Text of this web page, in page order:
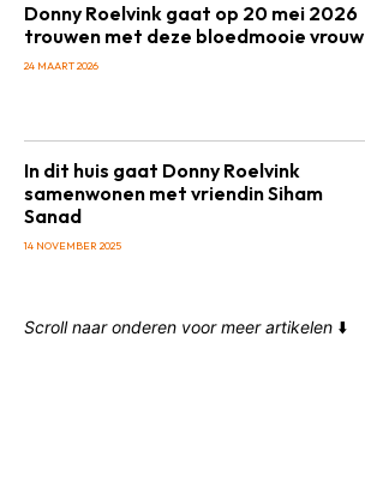
Donny Roelvink gaat op 20 mei 2026
trouwen met deze bloedmooie vrouw
24 MAART 2026
In dit huis gaat Donny Roelvink
samenwonen met vriendin Siham
Sanad
14 NOVEMBER 2025
Scroll naar onderen voor meer artikelen ⬇️